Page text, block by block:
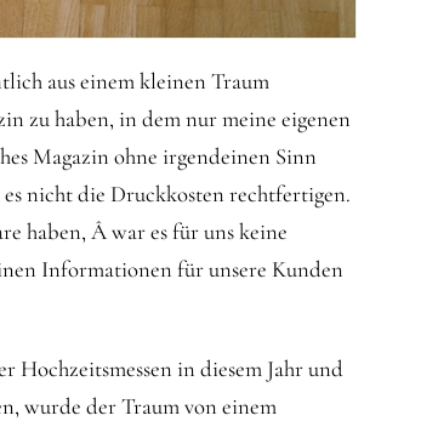
aus einem kleinen Traum
zu haben, in dem nur meine eigenen
Magazin ohne irgendeinen Sinn
nicht die Druckkosten rechtfertigen.
haben, Â war es für uns keine
Informationen für unsere Kunden
in diesem Jahr und
wurde der Traum von einem